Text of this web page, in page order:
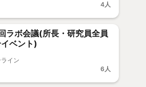
4人
ラボ会議(所長・研究員全員
ベント)
イン
6人